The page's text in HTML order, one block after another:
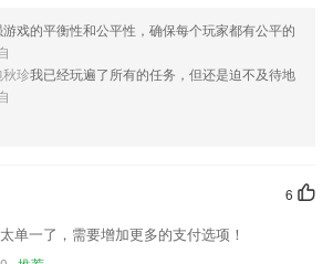
游戏的平衡性和公平性，确保每个玩家都有公平的
珍我已经玩遍了所有的任务，但还是迫不及待地
6
单一了，需要增加更多的支付选项！